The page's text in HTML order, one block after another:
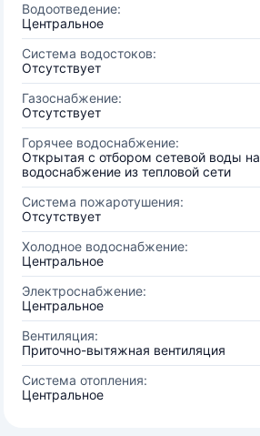
Водоотведение:
Центральное
Система водостоков:
Отсутствует
Газоснабжение:
Отсутствует
Горячее водоснабжение:
Открытая с отбором сетевой воды
водоснабжение из тепловой сети
Система пожаротушения:
Отсутствует
Холодное водоснабжение:
Центральное
Электроснабжение:
Центральное
Вентиляция:
Приточно-вытяжная вентиляция
Система отопления:
Центральное